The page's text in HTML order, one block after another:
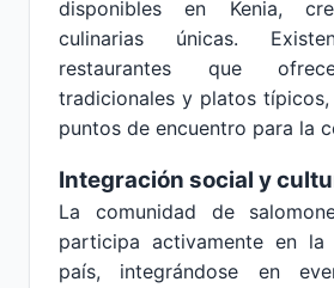
disponibles en Kenia,
culinarias únicas.
restaurantes que
tradicionales y platos
puntos de encuentro para la
Integración social y
La comunidad de
participa activamente en
país, integrándose en